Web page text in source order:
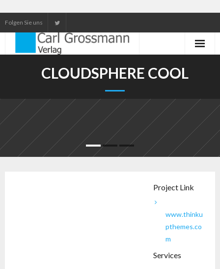
Folgen Sie uns
Our services
CLOUDSPHERE COOL
Project Link
www.thinku
pthemes.co
m
Services